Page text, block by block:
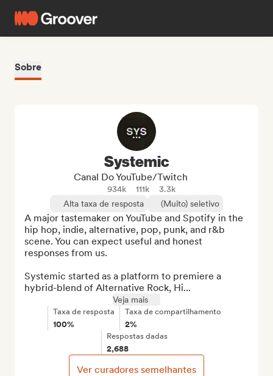
Sobre
Systemic
Canal Do YouTube/Twitch
934k 111k
3.3k
Alta taxa de resposta
(Muito) seletivo
A major tastemaker on YouTube and Spotify in the
hip hop, indie, alternative, pop, punk, and r&b
scene. You can expect useful and honest
responses from us.
Systemic started as a platform to premiere a
hybrid-blend of Alternative Rock, Hi...
Veja mais
Taxa de resposta
100%
Taxa de compartilhamento
2%
Respostas dadas
2,688
Ver curadores semelhantes